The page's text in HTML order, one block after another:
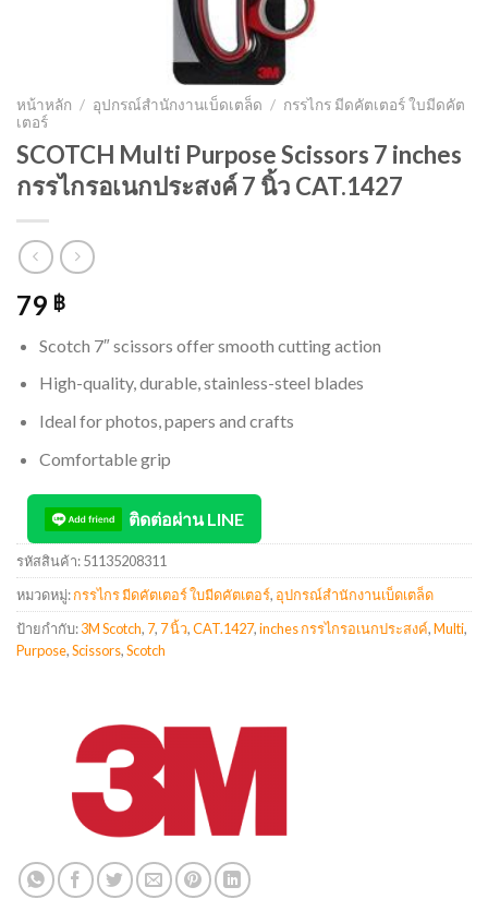
หน้าหลัก / อุปกรณ์สำนักงานเบ็ดเตล็ด / กรรไกร มีดคัตเตอร์ ใบมีดคัต
เตอร์
SCOTCH Multi Purpose Scissors 7 inches
กรรไกรอเนกประสงค์ 7 นิ้ว CAT.1427
79 ฿
Scotch 7″ scissors offer smooth cutting action
High-quality, durable, stainless-steel blades
Ideal for photos, papers and crafts
Comfortable grip
ติดต่อผ่าน LINE
รหัสสินค้า:51135208311
หมวดหมู่:กรรไกร มีดคัตเตอร์ ใบมีดคัตเตอร์, อุปกรณ์สำนักงานเบ็ดเตล็ด
ป้ายกำกับ:3M Scotch, 7, 7 นิ้ว,CAT.1427,inches กรรไกรอเนกประสงค์,Multi,
Purpose,Scissors,Scotch